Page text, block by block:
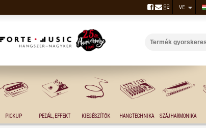
VE
PICKUP PEDÁL, EFFEKT KIEGÉSZÍTŐK HANGTECHNIKA SZÁJHARMONIKA